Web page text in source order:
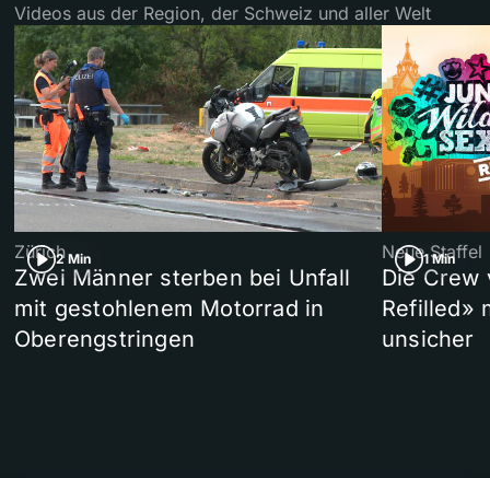
Videos aus der Region, der Schweiz und aller Welt
2 Min
Zürich
Zwei Männer sterben bei Unfall
mit gestohlenem Motorrad in
Oberengstringen
1 Min
Neue Staffel
Die Crew
Refilled»
unsicher